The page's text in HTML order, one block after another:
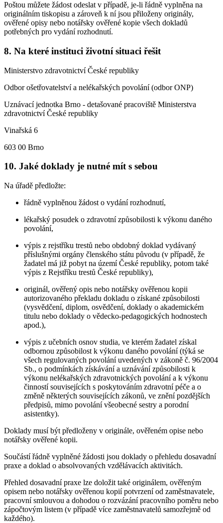
Poštou můžete žádost odeslat v případě, je-li řádně vyplněna na
originálním tiskopisu a zároveň k ní jsou přiloženy originály,
ověřené opisy nebo notářsky ověřené kopie všech dokladů
potřebných pro vydání rozhodnutí.
8. Na které instituci životní situaci řešit
Ministerstvo zdravotnictví České republiky
Odbor ošetřovatelství a nelékařských povolání (odbor ONP)
Uznávací jednotka Brno - detašované pracoviště Ministerstva
zdravotnictví České republiky
Vinařská 6
603 00 Brno
10. Jaké doklady je nutné mít s sebou
Na úřadě předložte:
řádně vyplněnou žádost o vydání rozhodnutí,
lékařský posudek o zdravotní způsobilosti k výkonu daného
povolání,
výpis z rejstříku trestů nebo obdobný doklad vydávaný
příslušnými orgány členského státu původu (v případě, že
žadatel má již pobyt na území České republiky, potom také
výpis z Rejstříku trestů České republiky),
originál, ověřený opis nebo notářsky ověřenou kopii
autorizovaného překladu dokladu o získané způsobilosti
(vysvědčení, diplom, osvědčení, doklady o akademickém
titulu nebo doklady o vědecko-pedagogických hodnostech
apod.),
výpis z učebních osnov studia, ve kterém žadatel získal
odbornou způsobilost k výkonu daného povolání (týká se
všech regulovaných povolání uvedených v zákoně č. 96/2004
Sb., o podmínkách získávání a uznávání způsobilosti k
výkonu nelékařských zdravotnických povolání a k výkonu
činností souvisejících s poskytováním zdravotní péče a o
změně některých souvisejících zákonů, ve znění pozdějších
předpisů, mimo povolání všeobecné sestry a porodní
asistentky).
Doklady musí být předloženy v originále, ověřeném opise nebo
notářsky ověřené kopii.
Součástí řádně vyplněné žádosti jsou doklady o přehledu dosavadní
praxe a doklad o absolvovaných vzdělávacích aktivitách.
Přehled dosavadní praxe lze doložit také originálem, ověřeným
opisem nebo notářsky ověřenou kopií potvrzení od zaměstnavatele,
pracovní smlouvou a dohodou o rozvázání pracovního poměru nebo
zápočtovým listem (v případě více zaměstnavatelů samozřejmě od
každého).